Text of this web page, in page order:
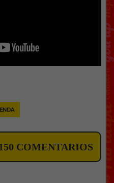
COMENTARIOS